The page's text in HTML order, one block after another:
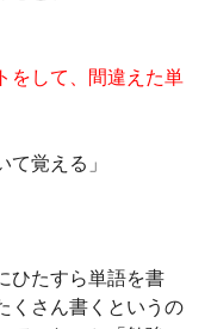
をして、間違えた単
覚える」
ひたすら単語を書
くさん書くというの